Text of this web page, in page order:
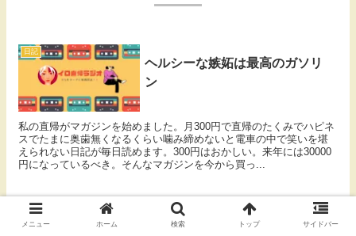
日記
ヘルシーな嫉妬は最高のガソリ
ン
私の直帰がマガジンを始めました。月300円で直帰のたくみでハピネ
スでたまに奥歯無くなるくらい噛み締めないと電車の中で笑いを堪
えられない日記が毎日読めます。300円はおかしい。来年には30000
円になっているべき。そんなマガジンを今から買っ...
日記
メニュー ホーム 検索 トップ サイドバー